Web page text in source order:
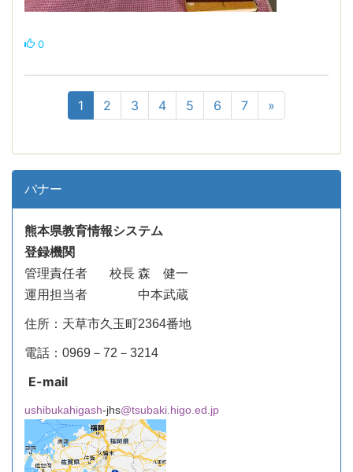
0
1 2 3 4 5 6 7 »
バナー
熊本県教育情報システム
登録機関
管理責任者 校長 森 健一
運用担当者 中本武蔵
住所：天草市久玉町2364番地
電話：0969－72－3214
E-mail
ushibukahigash-jhs@tsubaki.higo.ed.jp